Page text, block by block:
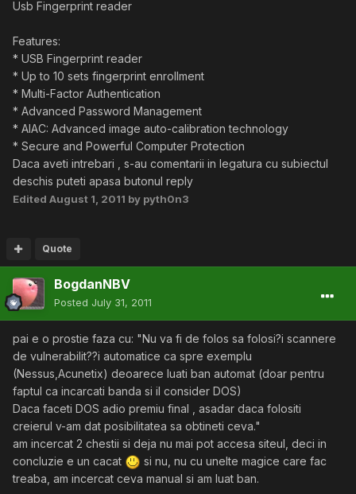
Usb Fingerprint reader
Features:
* USB Fingerprint reader
* Up to 10 sets fingerprint enrollment
* Multi-Factor Authentication
* Advanced Password Management
* AIAC: Advanced image auto-calibration technology
* Secure and Powerful Computer Protection
Daca aveti intrebari , s-au comentarii in legatura cu subiectul
deschis puteti apasa butonul reply
Edited August 1, 2011 by pyth0n3
Quote
BogdanNBV
Posted July 31, 2011
pai e o prostie faza cu: "Nu va fi de folos sa folosi?i scannere
de vulnerabilit??i automatice ca spre exemplu
(Nessus,Acunetix) deoarece luati ban automat (doar pentru
faptul ca incarcati banda si il consider DOS)
Daca faceti DOS adio premiu final , asadar daca folositi
creierul v-am dat posibilitatea sa obtineti ceva."
am incercat 2 chestii si deja nu mai pot accesa siteul, deci in
concluzie e un cacat
si nu, nu cu unelte magice care fac
treaba, am incercat ceva manual si am luat ban.